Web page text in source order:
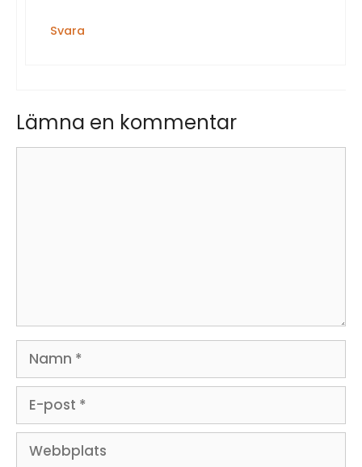
Svara
Lämna en kommentar
post
Webbplats